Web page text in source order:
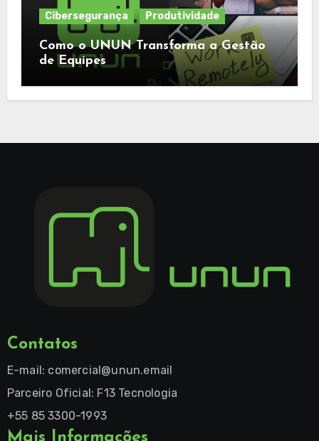
Cibersegurança Produtividade
Como o UNUN Transforma a Gestão
de Equipes
Contatos
E-mail: comercial@unun.email
Parceiro Oficial: F13 Tecnologia
+55 85 3300-1993
Mais Informações